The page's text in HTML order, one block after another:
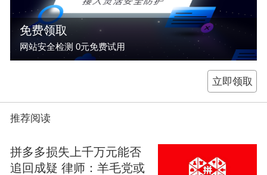
免费领取
网站安全检测 0元免费试用
立即领取
推荐阅读
拼多多损失上千万元能否
追回成疑 律师：羊毛党或